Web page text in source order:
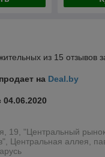
из 15 отзывов
на Deal.by
04.06.2020
19, "Центральный
Центральная аллея,